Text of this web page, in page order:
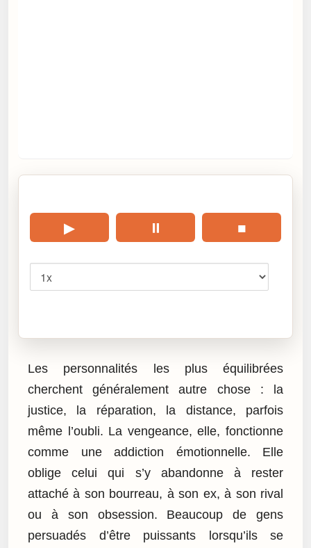
▶ ⏸ ■
Les personnalités les plus équilibrées
cherchent généralement autre chose : la
justice, la réparation, la distance, parfois
même l’oubli. La vengeance, elle, fonctionne
comme une addiction émotionnelle. Elle
oblige celui qui s’y abandonne à rester
attaché à son bourreau, à son ex, à son rival
ou à son obsession. Beaucoup de gens
persuadés d’être puissants lorsqu’ils se